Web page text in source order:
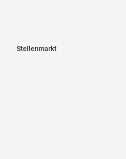
Stellenmarkt